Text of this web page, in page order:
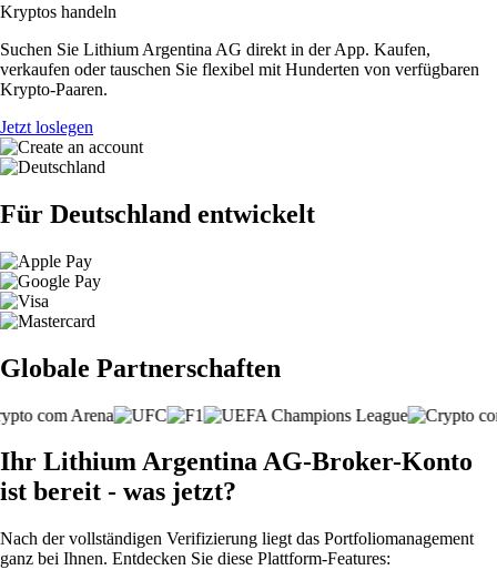
Kryptos handeln
Suchen Sie Lithium Argentina AG direkt in der App. Kaufen,
verkaufen oder tauschen Sie flexibel mit Hunderten von verfügbaren
Krypto-Paaren.
Jetzt loslegen
Für Deutschland entwickelt
Globale Partnerschaften
Ihr Lithium Argentina AG-Broker-Konto
ist bereit - was jetzt?
Nach der vollständigen Verifizierung liegt das Portfoliomanagement
ganz bei Ihnen. Entdecken Sie diese Plattform-Features: